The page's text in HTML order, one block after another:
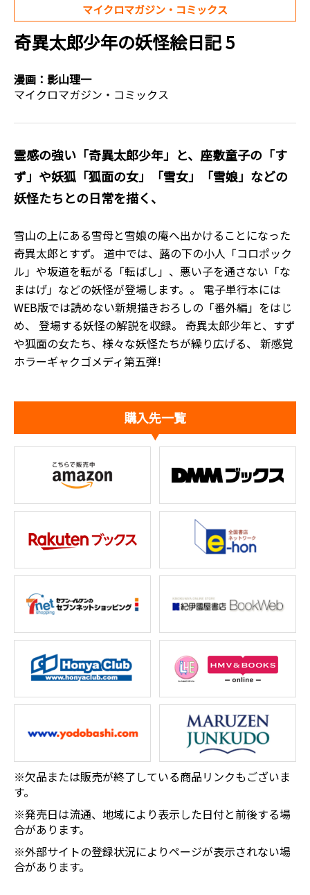
マイクロマガジン・コミックス
奇異太郎少年の妖怪絵日記 5
漫画： 影山理一
マイクロマガジン・コミックス
霊感の強い「奇異太郎少年」と、座敷童子の「す
ず」や妖狐「狐面の女」「雪女」「雪娘」などの
妖怪たちとの日常を描く、
雪山の上にある雪母と雪娘の庵へ出かけることになった
奇異太郎とすず。 道中では、蕗の下の小人「コロポック
ル」や坂道を転がる「転ばし」、悪い子を通さない「な
まはげ」などの妖怪が登場します。。 電子単行本には
WEB版では読めない新規描きおろしの「番外編」をはじ
め、 登場する妖怪の解説を収録。 奇異太郎少年と、すず
や狐面の女たち、様々な妖怪たちが繰り広げる、 新感覚
ホラーギャクゴメディ第五弾!
購入先一覧
※欠品または販売が終了している商品リンクもございま
す。
※発売日は流通、地域により表示した日付と前後する場
合があります。
※外部サイトの登録状況によりページが表示されない場
合があります。